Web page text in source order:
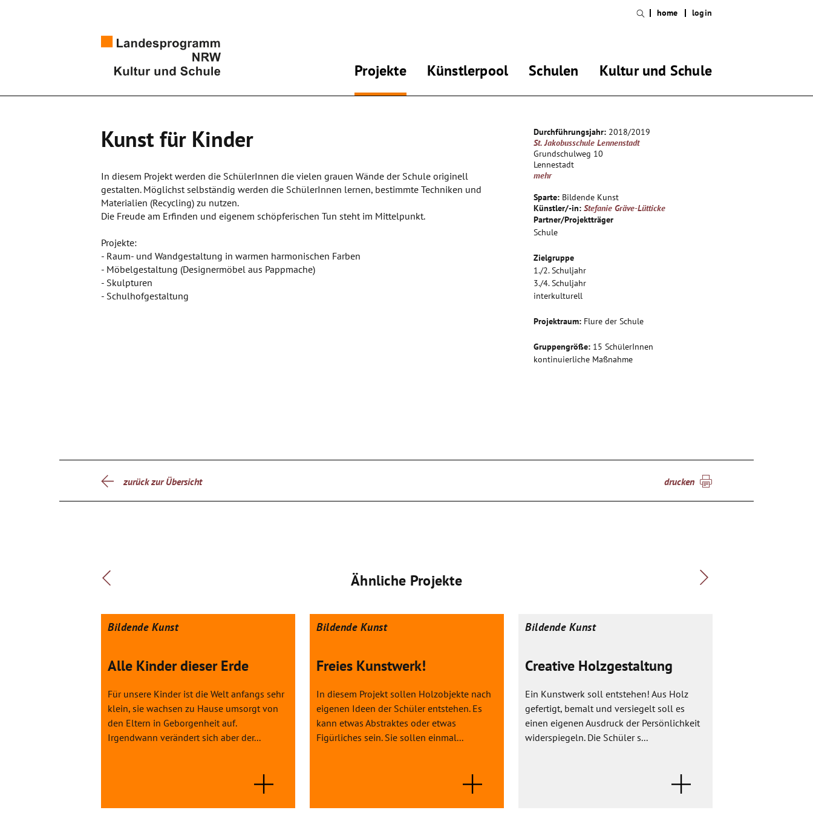
Projekte Künstlerpool Schulen Kultur und Schule
home login
Kunst für Kinder
In diesem Projekt werden die SchülerInnen die vielen grauen Wände der Schule originell
gestalten. Möglichst selbständig werden die SchülerInnen lernen, bestimmte Techniken und
Materialien (Recycling) zu nutzen.
Die Freude am Erfinden und eigenem schöpferischen Tun steht im Mittelpunkt.
Projekte:
- Raum- und Wandgestaltung in warmen harmonischen Farben
- Möbelgestaltung (Designermöbel aus Pappmache)
- Skulpturen
- Schulhofgestaltung
Durchführungsjahr: 2018/2019
St. Jakobusschule Lennenstadt
Grundschulweg 10
Lennestadt
mehr
Sparte: Bildende Kunst
Künstler/-in: Stefanie Gräve-Lütticke
Partner/Projektträger
Schule
Zielgruppe
1./2. Schuljahr
3./4. Schuljahr
interkulturell
Projektraum: Flure der Schule
Gruppengröße: 15 SchülerInnen
kontinuierliche Maßnahme
zurück zur Übersicht drucken
Ähnliche Projekte
Bildende Kunst
Alle Kinder dieser Erde
Für unsere Kinder ist die Welt anfangs sehr
klein, sie wachsen zu Hause umsorgt von
den Eltern in Geborgenheit auf.
Irgendwann verändert sich aber der...
Bildende Kunst
Freies Kunstwerk!
In diesem Projekt sollen Holzobjekte nach
eigenen Ideen der Schüler entstehen. Es
kann etwas Abstraktes oder etwas
Figürliches sein. Sie sollen einmal...
Bildende Kunst
Creative Holzgestaltung
Ein Kunstwerk soll entstehen! Aus Holz
gefertigt, bemalt und versiegelt soll es
einen eigenen Ausdruck der Persönlichkeit
widerspiegeln. Die Schüler s...